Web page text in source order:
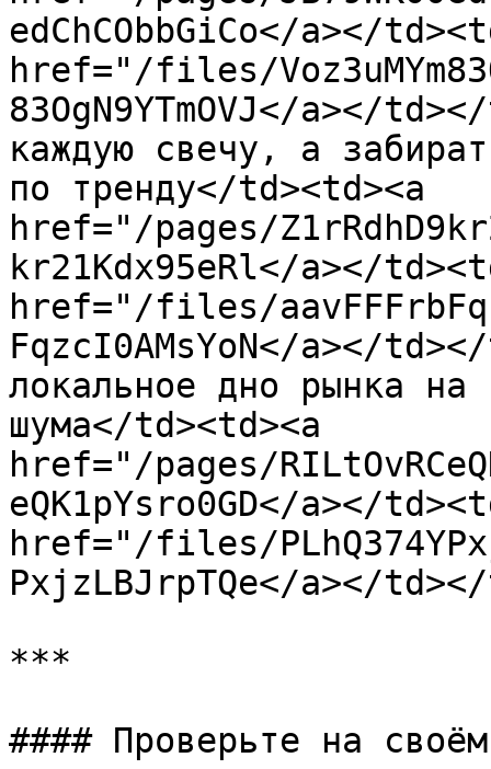
edChCObbGiCo</a></
href="/files/
83OgN9YTmOVJ</a></
каждую свечу, а
по тренду</td><td><a
href="/pages/
kr21Kdx95eRl</a></
href="/files/
FqzcI0AMsYoN</a></
локальное дно рынка на
шума</td><td><a
href="/pages/
eQK1pYsro0GD</a></
href="/files/
PxjzLBJrpTQe</a></
***
#### Проверьте на